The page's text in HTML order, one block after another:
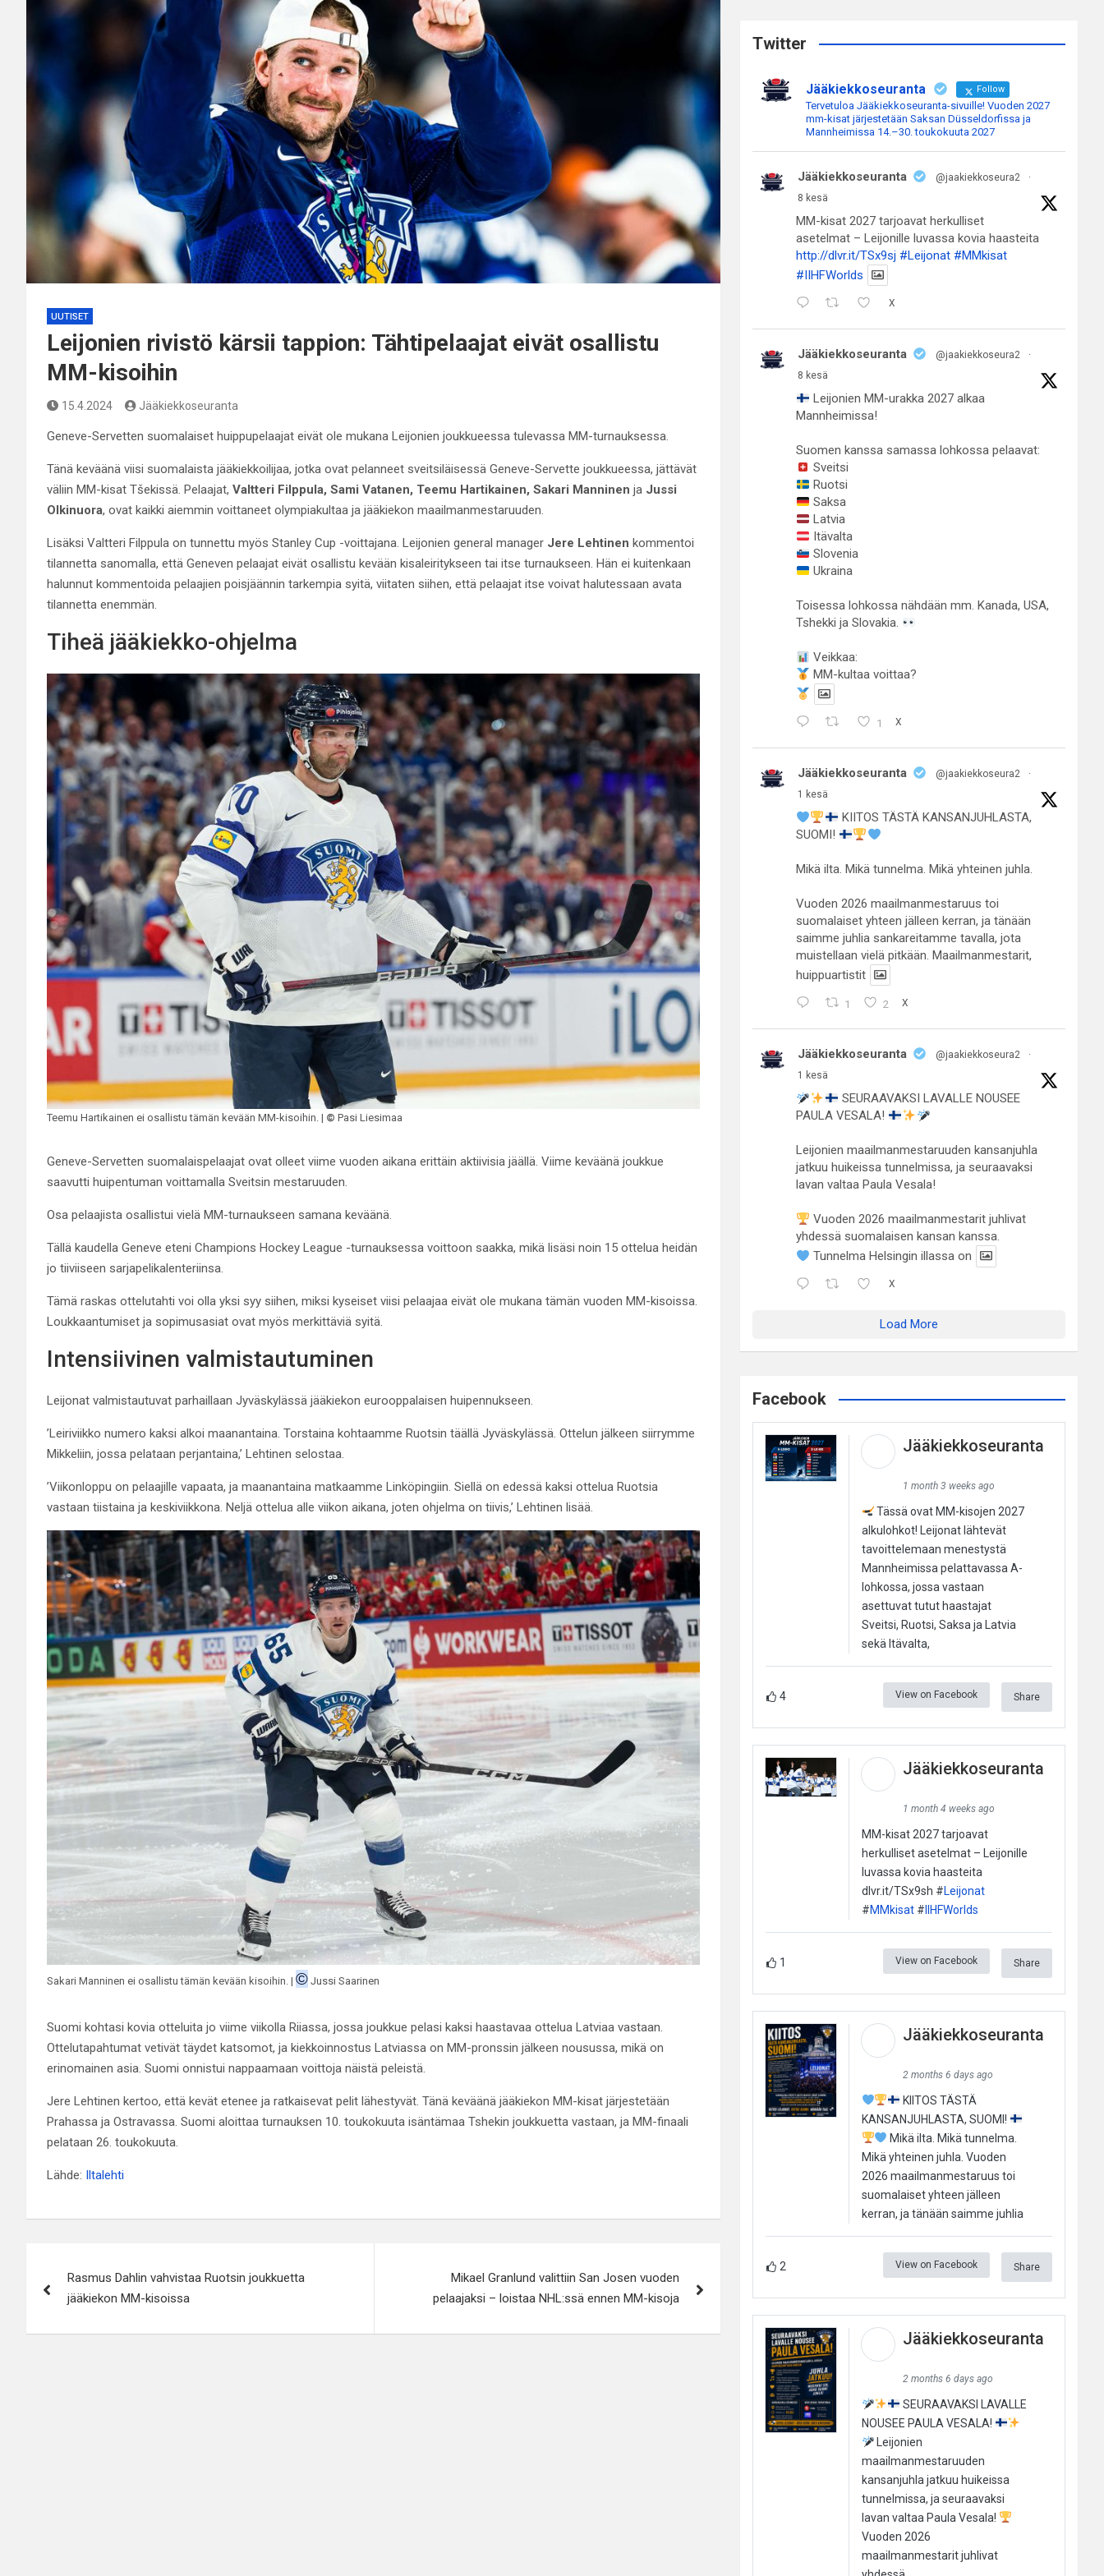
UUTISET
Leijonien rivistö kärsii tappion: Tähtipelaajat eivät osallistu
MM-kisoihin
15.4.2024 Jääkiekkoseuranta
Geneve-Servetten suomalaiset huippupelaajat eivät ole mukana Leijonien joukkueessa tulevassa MM-turnauksessa.
Tänä keväänä viisi suomalaista jääkiekkoilijaa, jotka ovat pelanneet sveitsiläisessä Geneve-Servette joukkueessa, jättävät
väliin MM-kisat Tšekissä. Pelaajat, Valtteri Filppula, Sami Vatanen, Teemu Hartikainen, Sakari Manninen ja Jussi
Olkinuora, ovat kaikki aiemmin voittaneet olympiakultaa ja jääkiekon maailmanmestaruuden.
Lisäksi Valtteri Filppula on tunnettu myös Stanley Cup -voittajana. Leijonien general manager Jere Lehtinen kommentoi
tilannetta sanomalla, että Geneven pelaajat eivät osallistu kevään kisaleiritykseen tai itse turnaukseen. Hän ei kuitenkaan
halunnut kommentoida pelaajien poisjäännin tarkempia syitä, viitaten siihen, että pelaajat itse voivat halutessaan avata
tilannetta enemmän.
Tiheä jääkiekko-ohjelma
Teemu Hartikainen ei osallistu tämän kevään MM-kisoihin. | © Pasi Liesimaa
Geneve-Servetten suomalaispelaajat ovat olleet viime vuoden aikana erittäin aktiivisia jäällä. Viime keväänä joukkue
saavutti huipentuman voittamalla Sveitsin mestaruuden.
Osa pelaajista osallistui vielä MM-turnaukseen samana keväänä.
Tällä kaudella Geneve eteni Champions Hockey League -turnauksessa voittoon saakka, mikä lisäsi noin 15 ottelua heidän
jo tiiviiseen sarjapelikalenteriinsa.
Tämä raskas ottelutahti voi olla yksi syy siihen, miksi kyseiset viisi pelaajaa eivät ole mukana tämän vuoden MM-kisoissa.
Loukkaantumiset ja sopimusasiat ovat myös merkittäviä syitä.
Intensiivinen valmistautuminen
Leijonat valmistautuvat parhaillaan Jyväskylässä jääkiekon eurooppalaisen huipennukseen.
’Leiriviikko numero kaksi alkoi maanantaina. Torstaina kohtaamme Ruotsin täällä Jyväskylässä. Ottelun jälkeen siirrymme
Mikkeliin, jossa pelataan perjantaina,’ Lehtinen selostaa.
’Viikonloppu on pelaajille vapaata, ja maanantaina matkaamme Linköpingiin. Siellä on edessä kaksi ottelua Ruotsia
vastaan tiistaina ja keskiviikkona. Neljä ottelua alle viikon aikana, joten ohjelma on tiivis,’ Lehtinen lisää.
Sakari Manninen ei osallistu tämän kevään kisoihin. | © Jussi Saarinen
Suomi kohtasi kovia otteluita jo viime viikolla Riiassa, jossa joukkue pelasi kaksi haastavaa ottelua Latviaa vastaan.
Ottelutapahtumat vetivät täydet katsomot, ja kiekkoinnostus Latviassa on MM-pronssin jälkeen nousussa, mikä on
erinomainen asia. Suomi onnistui nappaamaan voittoja näistä peleistä.
Jere Lehtinen kertoo, että kevät etenee ja ratkaisevat pelit lähestyvät. Tänä keväänä jääkiekon MM-kisat järjestetään
Prahassa ja Ostravassa. Suomi aloittaa turnauksen 10. toukokuuta isäntämaa Tshekin joukkuetta vastaan, ja MM-finaali
pelataan 26. toukokuuta.
Lähde: Iltalehti
selaus
Rasmus Dahlin vahvistaa Ruotsin joukkuetta
jääkiekon MM-kisoissa
Mikael Granlund valittiin San Josen vuoden
pelaajaksi – loistaa NHL:ssä ennen MM-kisoja
c
Twitter
Jääkiekkoseuranta Follow
Tervetuloa Jääkiekkoseuranta-sivuille! Vuoden 2027
mm-kisat järjestetään Saksan Düsseldorfissa ja
Mannheimissa 14.–30. toukokuuta 2027
Jääkiekkoseuranta @jaakiekkoseura2
·
8 kesä
MM-kisat 2027 tarjoavat herkulliset
asetelmat – Leijonille luvassa kovia haasteita
http://dlvr.it/TSx9sj #Leijonat #MMkisat
#IIHFWorlds
X
Jääkiekkoseuranta @jaakiekkoseura2
·
8 kesä
Leijonien MM-urakka 2027 alkaa
Mannheimissa!
Suomen kanssa samassa lohkossa pelaavat:
Sveitsi
Ruotsi
Saksa
Latvia
Itävalta
Slovenia
Ukraina
Toisessa lohkossa nähdään mm. Kanada, USA,
Tshekki ja Slovakia.
Veikkaa:
MM-kultaa voittaa?
1 X
Jääkiekkoseuranta @jaakiekkoseura2
·
1 kesä
KIITOS TÄSTÄ KANSANJUHLASTA,
SUOMI!
Mikä ilta. Mikä tunnelma. Mikä yhteinen juhla.
Vuoden 2026 maailmanmestaruus toi
suomalaiset yhteen jälleen kerran, ja tänään
saimme juhlia sankareitamme tavalla, jota
muistellaan vielä pitkään. Maailmanmestarit,
huippuartistit
1 2 X
Jääkiekkoseuranta @jaakiekkoseura2
·
1 kesä
SEURAAVAKSI LAVALLE NOUSEE
PAULA VESALA!
Leijonien maailmanmestaruuden kansanjuhla
jatkuu huikeissa tunnelmissa, ja seuraavaksi
lavan valtaa Paula Vesala!
Vuoden 2026 maailmanmestarit juhlivat
yhdessä suomalaisen kansan kanssa.
Tunnelma Helsingin illassa on
X
Load More
Facebook
Jääkiekkoseuranta
1 month 3 weeks ago
Tässä ovat MM-kisojen 2027
alkulohkot! Leijonat lähtevät
tavoittelemaan menestystä
Mannheimissa pelattavassa A-
lohkossa, jossa vastaan
asettuvat tutut haastajat
Sveitsi, Ruotsi, Saksa ja Latvia
sekä Itävalta,
4 View on Facebook Share
Jääkiekkoseuranta
1 month 4 weeks ago
MM-kisat 2027 tarjoavat
herkulliset asetelmat – Leijonille
luvassa kovia haasteita
dlvr.it/TSx9sh #Leijonat
#MMkisat#IIHFWorlds
1 View on Facebook Share
Jääkiekkoseuranta
2 months 6 days ago
KIITOS TÄSTÄ
KANSANJUHLASTA, SUOMI!
Mikä ilta. Mikä tunnelma.
Mikä yhteinen juhla. Vuoden
2026 maailmanmestaruus toi
suomalaiset yhteen jälleen
kerran, ja tänään saimme juhlia
2 View on Facebook Share
Jääkiekkoseuranta
2 months 6 days ago
SEURAAVAKSI LAVALLE
NOUSEE PAULA VESALA!
Leijonien
maailmanmestaruuden
kansanjuhla jatkuu huikeissa
tunnelmissa, ja seuraavaksi
lavan valtaa Paula Vesala!
Vuoden 2026
maailmanmestarit juhlivat